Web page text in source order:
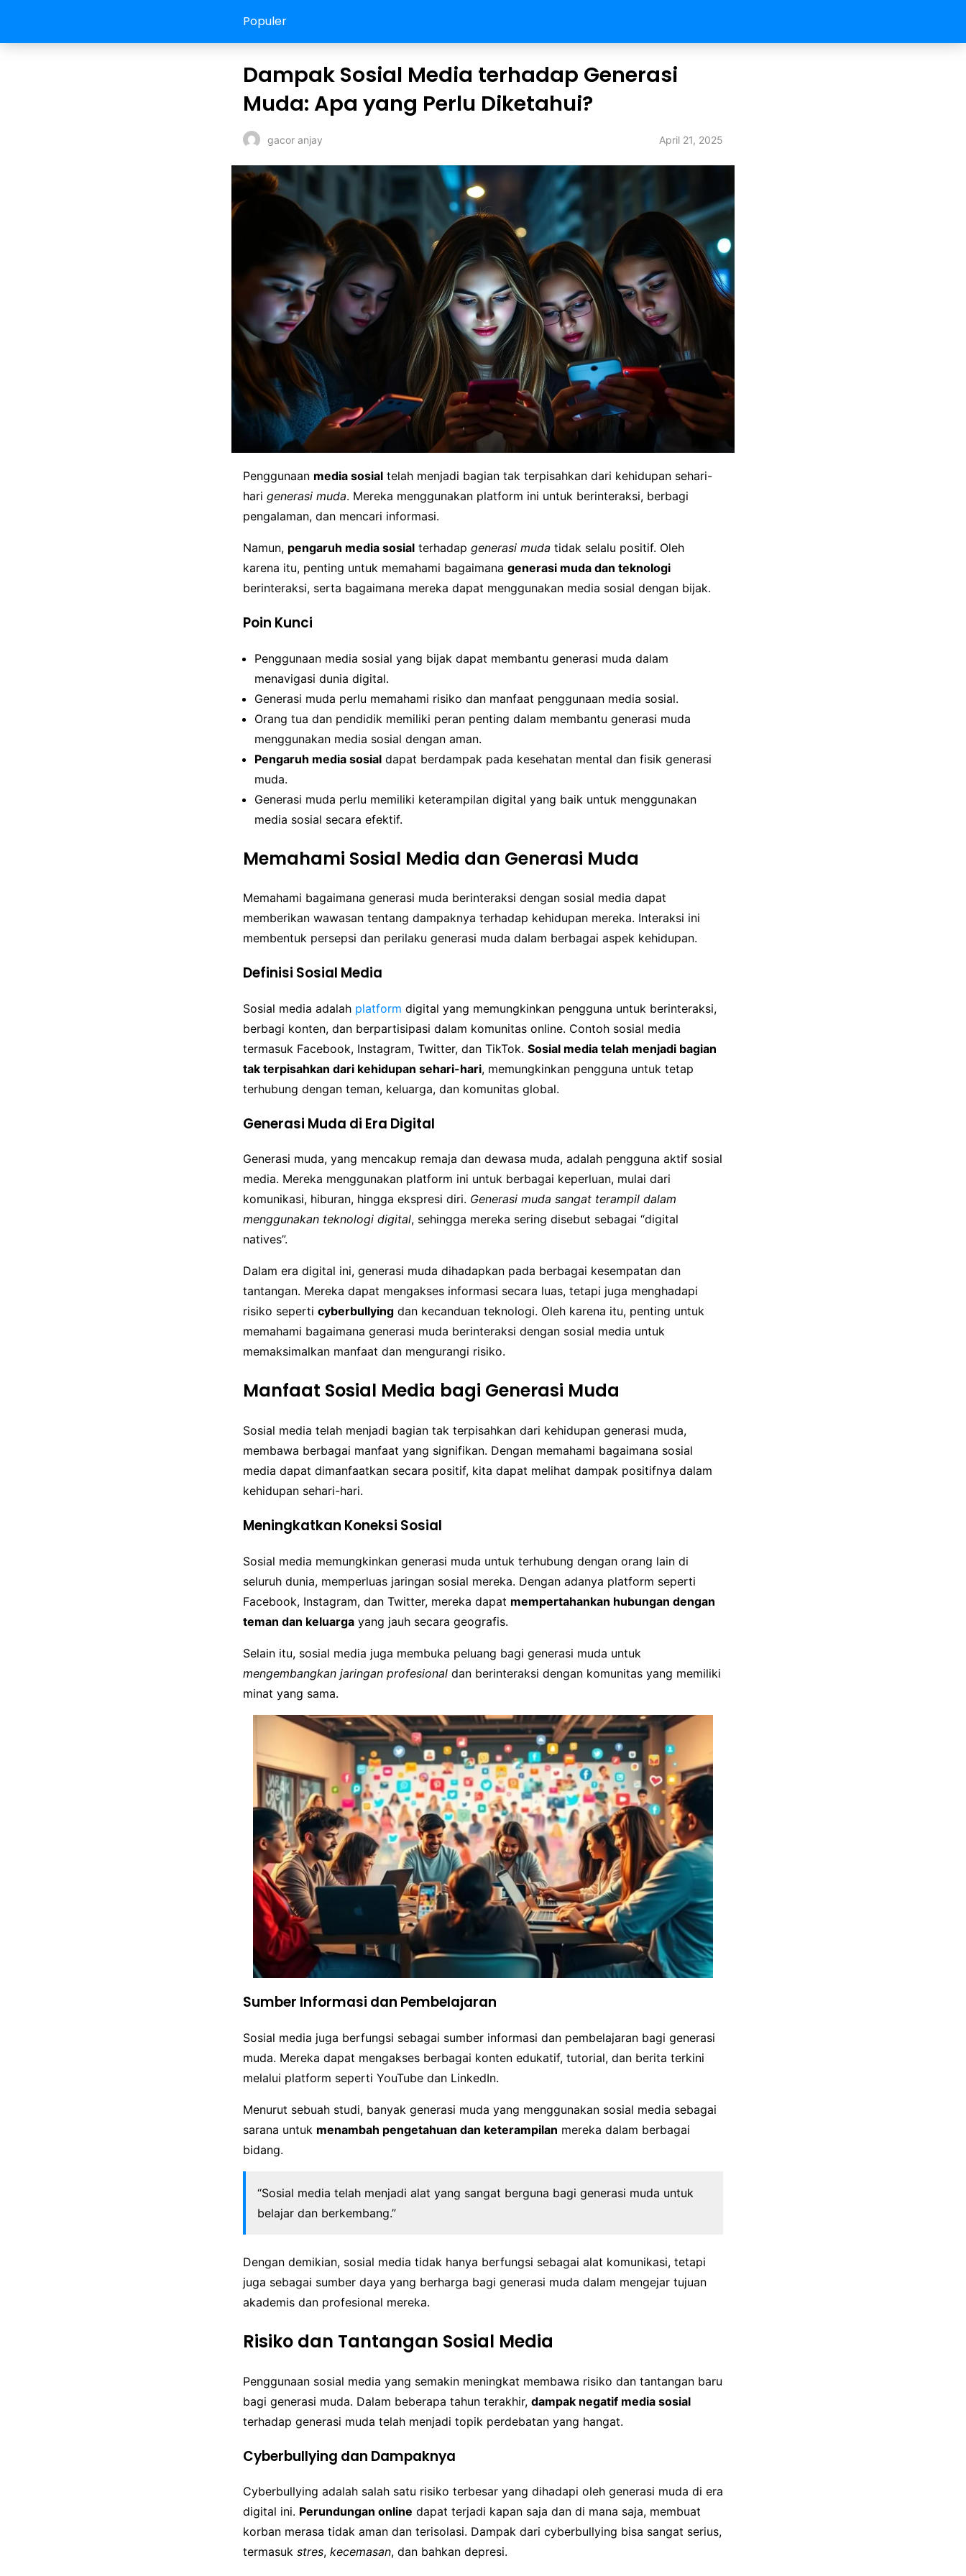
Populer
Dampak Sosial Media terhadap Generasi
Muda: Apa yang Perlu Diketahui?
gacor anjay April 21, 2025
Penggunaan media sosial telah menjadi bagian tak terpisahkan dari kehidupan sehari-
hari generasi muda. Mereka menggunakan platform ini untuk berinteraksi, berbagi
pengalaman, dan mencari informasi.
Namun, pengaruh media sosial terhadap generasi muda tidak selalu positif. Oleh
karena itu, penting untuk memahami bagaimana generasi muda dan teknologi
berinteraksi, serta bagaimana mereka dapat menggunakan media sosial dengan bijak.
Poin Kunci
Penggunaan media sosial yang bijak dapat membantu generasi muda dalam
menavigasi dunia digital.
Generasi muda perlu memahami risiko dan manfaat penggunaan media sosial.
Orang tua dan pendidik memiliki peran penting dalam membantu generasi muda
menggunakan media sosial dengan aman.
Pengaruh media sosial dapat berdampak pada kesehatan mental dan fisik generasi
muda.
Generasi muda perlu memiliki keterampilan digital yang baik untuk menggunakan
media sosial secara efektif.
Memahami Sosial Media dan Generasi Muda
Memahami bagaimana generasi muda berinteraksi dengan sosial media dapat
memberikan wawasan tentang dampaknya terhadap kehidupan mereka. Interaksi ini
membentuk persepsi dan perilaku generasi muda dalam berbagai aspek kehidupan.
Definisi Sosial Media
Sosial media adalah platform digital yang memungkinkan pengguna untuk berinteraksi,
berbagi konten, dan berpartisipasi dalam komunitas online. Contoh sosial media
termasuk Facebook, Instagram, Twitter, dan TikTok. Sosial media telah menjadi bagian
tak terpisahkan dari kehidupan sehari-hari, memungkinkan pengguna untuk tetap
terhubung dengan teman, keluarga, dan komunitas global.
Generasi Muda di Era Digital
Generasi muda, yang mencakup remaja dan dewasa muda, adalah pengguna aktif sosial
media. Mereka menggunakan platform ini untuk berbagai keperluan, mulai dari
komunikasi, hiburan, hingga ekspresi diri. Generasi muda sangat terampil dalam
menggunakan teknologi digital, sehingga mereka sering disebut sebagai “digital
natives”.
Dalam era digital ini, generasi muda dihadapkan pada berbagai kesempatan dan
tantangan. Mereka dapat mengakses informasi secara luas, tetapi juga menghadapi
risiko seperti cyberbullying dan kecanduan teknologi. Oleh karena itu, penting untuk
memahami bagaimana generasi muda berinteraksi dengan sosial media untuk
memaksimalkan manfaat dan mengurangi risiko.
Manfaat Sosial Media bagi Generasi Muda
Sosial media telah menjadi bagian tak terpisahkan dari kehidupan generasi muda,
membawa berbagai manfaat yang signifikan. Dengan memahami bagaimana sosial
media dapat dimanfaatkan secara positif, kita dapat melihat dampak positifnya dalam
kehidupan sehari-hari.
Meningkatkan Koneksi Sosial
Sosial media memungkinkan generasi muda untuk terhubung dengan orang lain di
seluruh dunia, memperluas jaringan sosial mereka. Dengan adanya platform seperti
Facebook, Instagram, dan Twitter, mereka dapat mempertahankan hubungan dengan
teman dan keluarga yang jauh secara geografis.
Selain itu, sosial media juga membuka peluang bagi generasi muda untuk
mengembangkan jaringan profesional dan berinteraksi dengan komunitas yang memiliki
minat yang sama.
Sumber Informasi dan Pembelajaran
Sosial media juga berfungsi sebagai sumber informasi dan pembelajaran bagi generasi
muda. Mereka dapat mengakses berbagai konten edukatif, tutorial, dan berita terkini
melalui platform seperti YouTube dan LinkedIn.
Menurut sebuah studi, banyak generasi muda yang menggunakan sosial media sebagai
sarana untuk menambah pengetahuan dan keterampilan mereka dalam berbagai
bidang.
“Sosial media telah menjadi alat yang sangat berguna bagi generasi muda untuk
belajar dan berkembang.”
Dengan demikian, sosial media tidak hanya berfungsi sebagai alat komunikasi, tetapi
juga sebagai sumber daya yang berharga bagi generasi muda dalam mengejar tujuan
akademis dan profesional mereka.
Risiko dan Tantangan Sosial Media
Penggunaan sosial media yang semakin meningkat membawa risiko dan tantangan baru
bagi generasi muda. Dalam beberapa tahun terakhir, dampak negatif media sosial
terhadap generasi muda telah menjadi topik perdebatan yang hangat.
Cyberbullying dan Dampaknya
Cyberbullying adalah salah satu risiko terbesar yang dihadapi oleh generasi muda di era
digital ini. Perundungan online dapat terjadi kapan saja dan di mana saja, membuat
korban merasa tidak aman dan terisolasi. Dampak dari cyberbullying bisa sangat serius,
termasuk stres, kecemasan, dan bahkan depresi.